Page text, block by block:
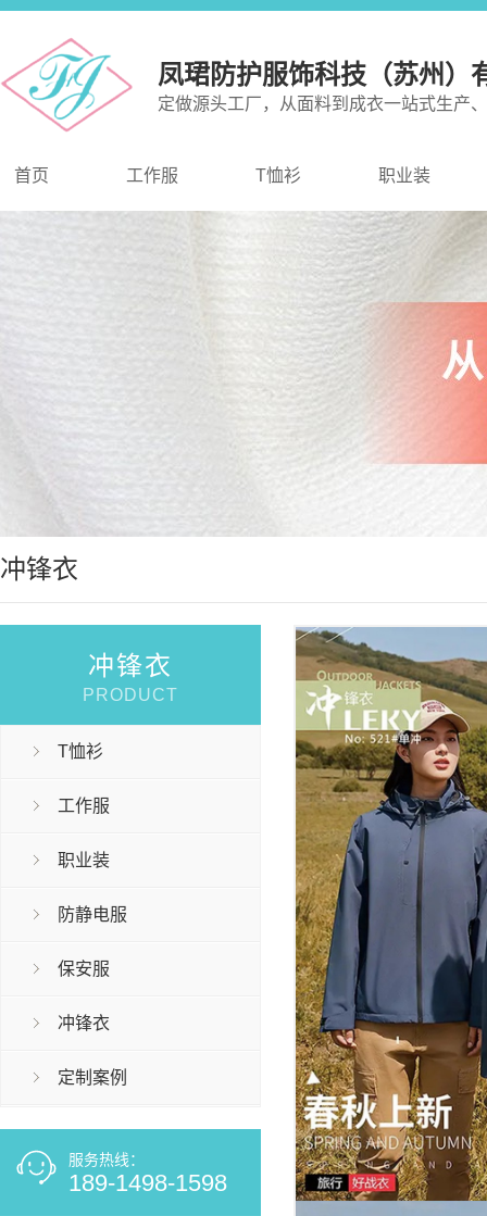
凤珺防护服饰科技（苏州）
定做源头工厂，从面料到成衣一站式生产
首页 工作服 T恤衫 职业装
冲锋衣
冲锋衣
PRODUCT
T恤衫
工作服
职业装
防静电服
保安服
冲锋衣
定制案例
服务热线：
189-1498-1598